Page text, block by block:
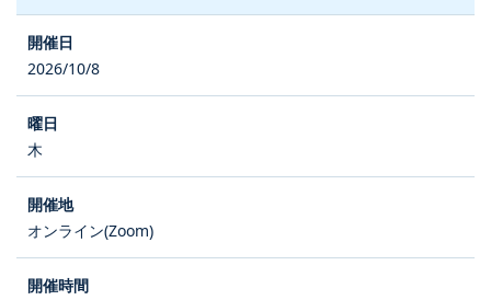
2026/10/8
木
オンライン(Zoom)